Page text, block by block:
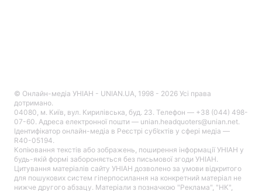
© Онлайн-медіа УНІАН - UNIAN.UA, 1998 - 2026 Усі права
дотримано.
04080, м. Київ, вул. Кирилівська, буд. 23. Телефон — +38 (044) 498-
07-60. Адреса електронної пошти — unian.headquoters@unian.net.
Ідентифікатор онлайн-медіа в Реєстрі суб’єктів у сфері медіа —
R40-05194.
Копіювання текстів або зображень, поширення інформації УНІАН у
будь-якій формі забороняється без письмової згоди УНІАН.
Цитування матеріалів сайту УНІАН дозволено за умови відкритого
для пошукових систем гіперпосилання на конкретний матеріал не
нижче другого абзацу. Матеріали з позначкою "Реклама", "НК",